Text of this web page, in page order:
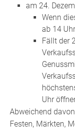
am 24.
Wenn
ab 14
Fällt der
Uhr
Abweichend
Festen, Märkten,